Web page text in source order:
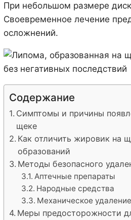
При небольшом размере
Своевременное лечение
осложнений.
Содержание
Симптомы и причины
щеке
Как отличить жировик на
образований
Методы безопасного
Аптечные препараты
Народные средства
Механическое удаление
Меры предосторожности